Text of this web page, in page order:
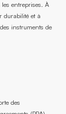
entreprises. À
durabilité et à
instruments de
des